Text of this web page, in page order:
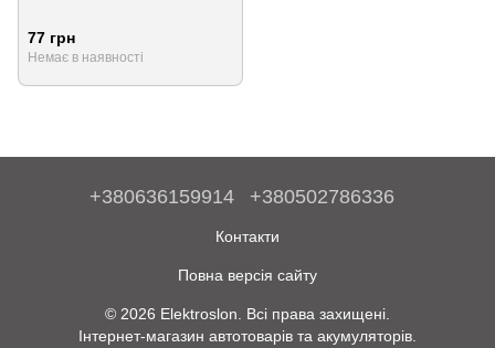
77 грн
Немає в наявності
+380636159914 +380502786336
Контакти
Повна версія сайту
© 2026 Elektroslon. Всі права захищені.
Інтернет-магазин автотоварів та акумуляторів.